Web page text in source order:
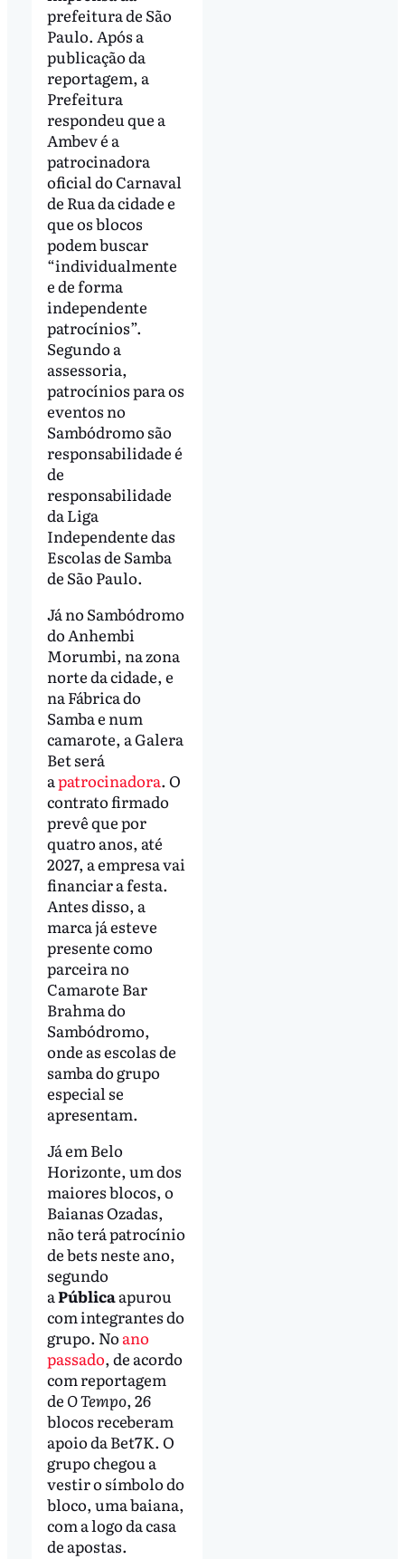
prefeitura de São
Paulo. Após a
publicação da
reportagem, a
Prefeitura
respondeu que a
Ambev é a
patrocinadora
oficial do Carnaval
de Rua da cidade e
que os blocos
podem buscar
“individualmente
e de forma
independente
patrocínios”.
Segundo a
assessoria,
patrocínios para os
eventos no
Sambódromo são
responsabilidade é
de
responsabilidade
da Liga
Independente das
Escolas de Samba
de São Paulo.
Já no Sambódromo
do Anhembi
Morumbi, na zona
norte da cidade, e
na Fábrica do
Samba e num
camarote, a Galera
Bet será
apatrocinadora. O
contrato firmado
prevê que por
quatro anos, até
2027, a empresa vai
financiar a festa.
Antes disso, a
marca já esteve
presente como
parceira no
Camarote Bar
Brahma do
Sambódromo,
onde as escolas de
samba do grupo
especial se
apresentam.
Já em Belo
Horizonte, um dos
maiores blocos, o
Baianas Ozadas,
não terá patrocínio
de bets neste ano,
segundo
aPúblicaapurou
com integrantes do
grupo. No ano
passado, de acordo
com reportagem
de O Tempo, 26
blocos receberam
apoio da Bet7K. O
grupo chegou a
vestir o símbolo do
bloco, uma baiana,
com a logo da casa
de apostas.